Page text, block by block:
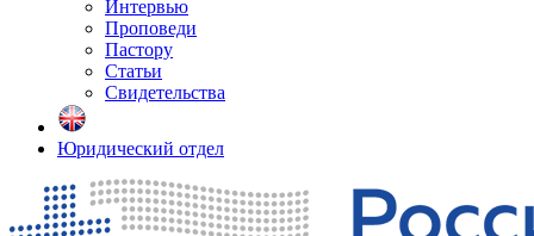
Интервью
Проповеди
Пастору
Статьи
Свидетельства
Юридический отдел